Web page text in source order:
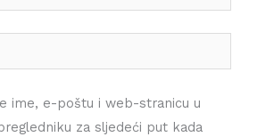
ime, e-poštu i web-stranicu u
za sljedeći put kada